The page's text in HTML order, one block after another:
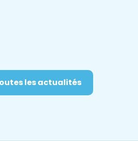
les actualités